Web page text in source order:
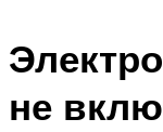
не